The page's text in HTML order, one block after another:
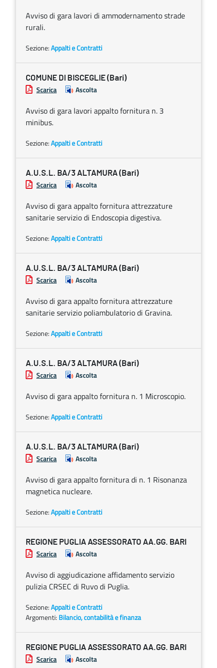
Avviso di gara lavori di ammodernamento strade
rurali.
Sezione:Appalti e Contratti
COMUNE DI BISCEGLIE (Bari)
Scarica Ascolta
Avviso di gara lavori appalto fornitura n. 3
minibus.
Sezione:Appalti e Contratti
A.U.S.L. BA/3 ALTAMURA (Bari)
Scarica Ascolta
Avviso di gara appalto fornitura attrezzature
sanitarie servizio di Endoscopia digestiva.
Sezione:Appalti e Contratti
A.U.S.L. BA/3 ALTAMURA (Bari)
Scarica Ascolta
Avviso di gara appalto fornitura attrezzature
sanitarie servizio poliambulatorio di Gravina.
Sezione:Appalti e Contratti
A.U.S.L. BA/3 ALTAMURA (Bari)
Scarica Ascolta
Avviso di gara appalto fornitura n. 1 Microscopio.
Sezione:Appalti e Contratti
A.U.S.L. BA/3 ALTAMURA (Bari)
Scarica Ascolta
Avviso di gara appalto fornitura di n. 1 Risonanza
magnetica nucleare.
Sezione:Appalti e Contratti
REGIONE PUGLIA ASSESSORATO AA.GG. BARI
Scarica Ascolta
Avviso di aggiudicazione affidamento servizio
pulizia CRSEC di Ruvo di Puglia.
Sezione:Appalti e Contratti
Argomenti: Bilancio, contabilità e finanza
REGIONE PUGLIA ASSESSORATO AA.GG. BARI
Scarica Ascolta